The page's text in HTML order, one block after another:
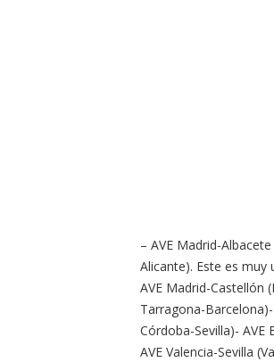
– AVE Madrid-
Alicante). Este es muy
AVE Madrid-Castellón
Tarragona-
Córdoba-Sevilla)-
AVE Valencia-Sevilla